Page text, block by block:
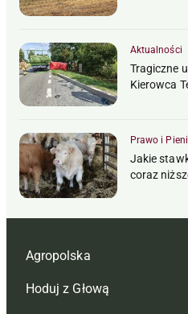
Aktualności
Tragiczne
Kierowca
Prawo i
Jakie
coraz
Agropolska
Redakcja
Hoduj z Głową